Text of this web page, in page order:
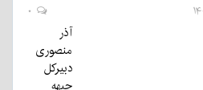
آذر
منصوری
دبیرکل
جبهه